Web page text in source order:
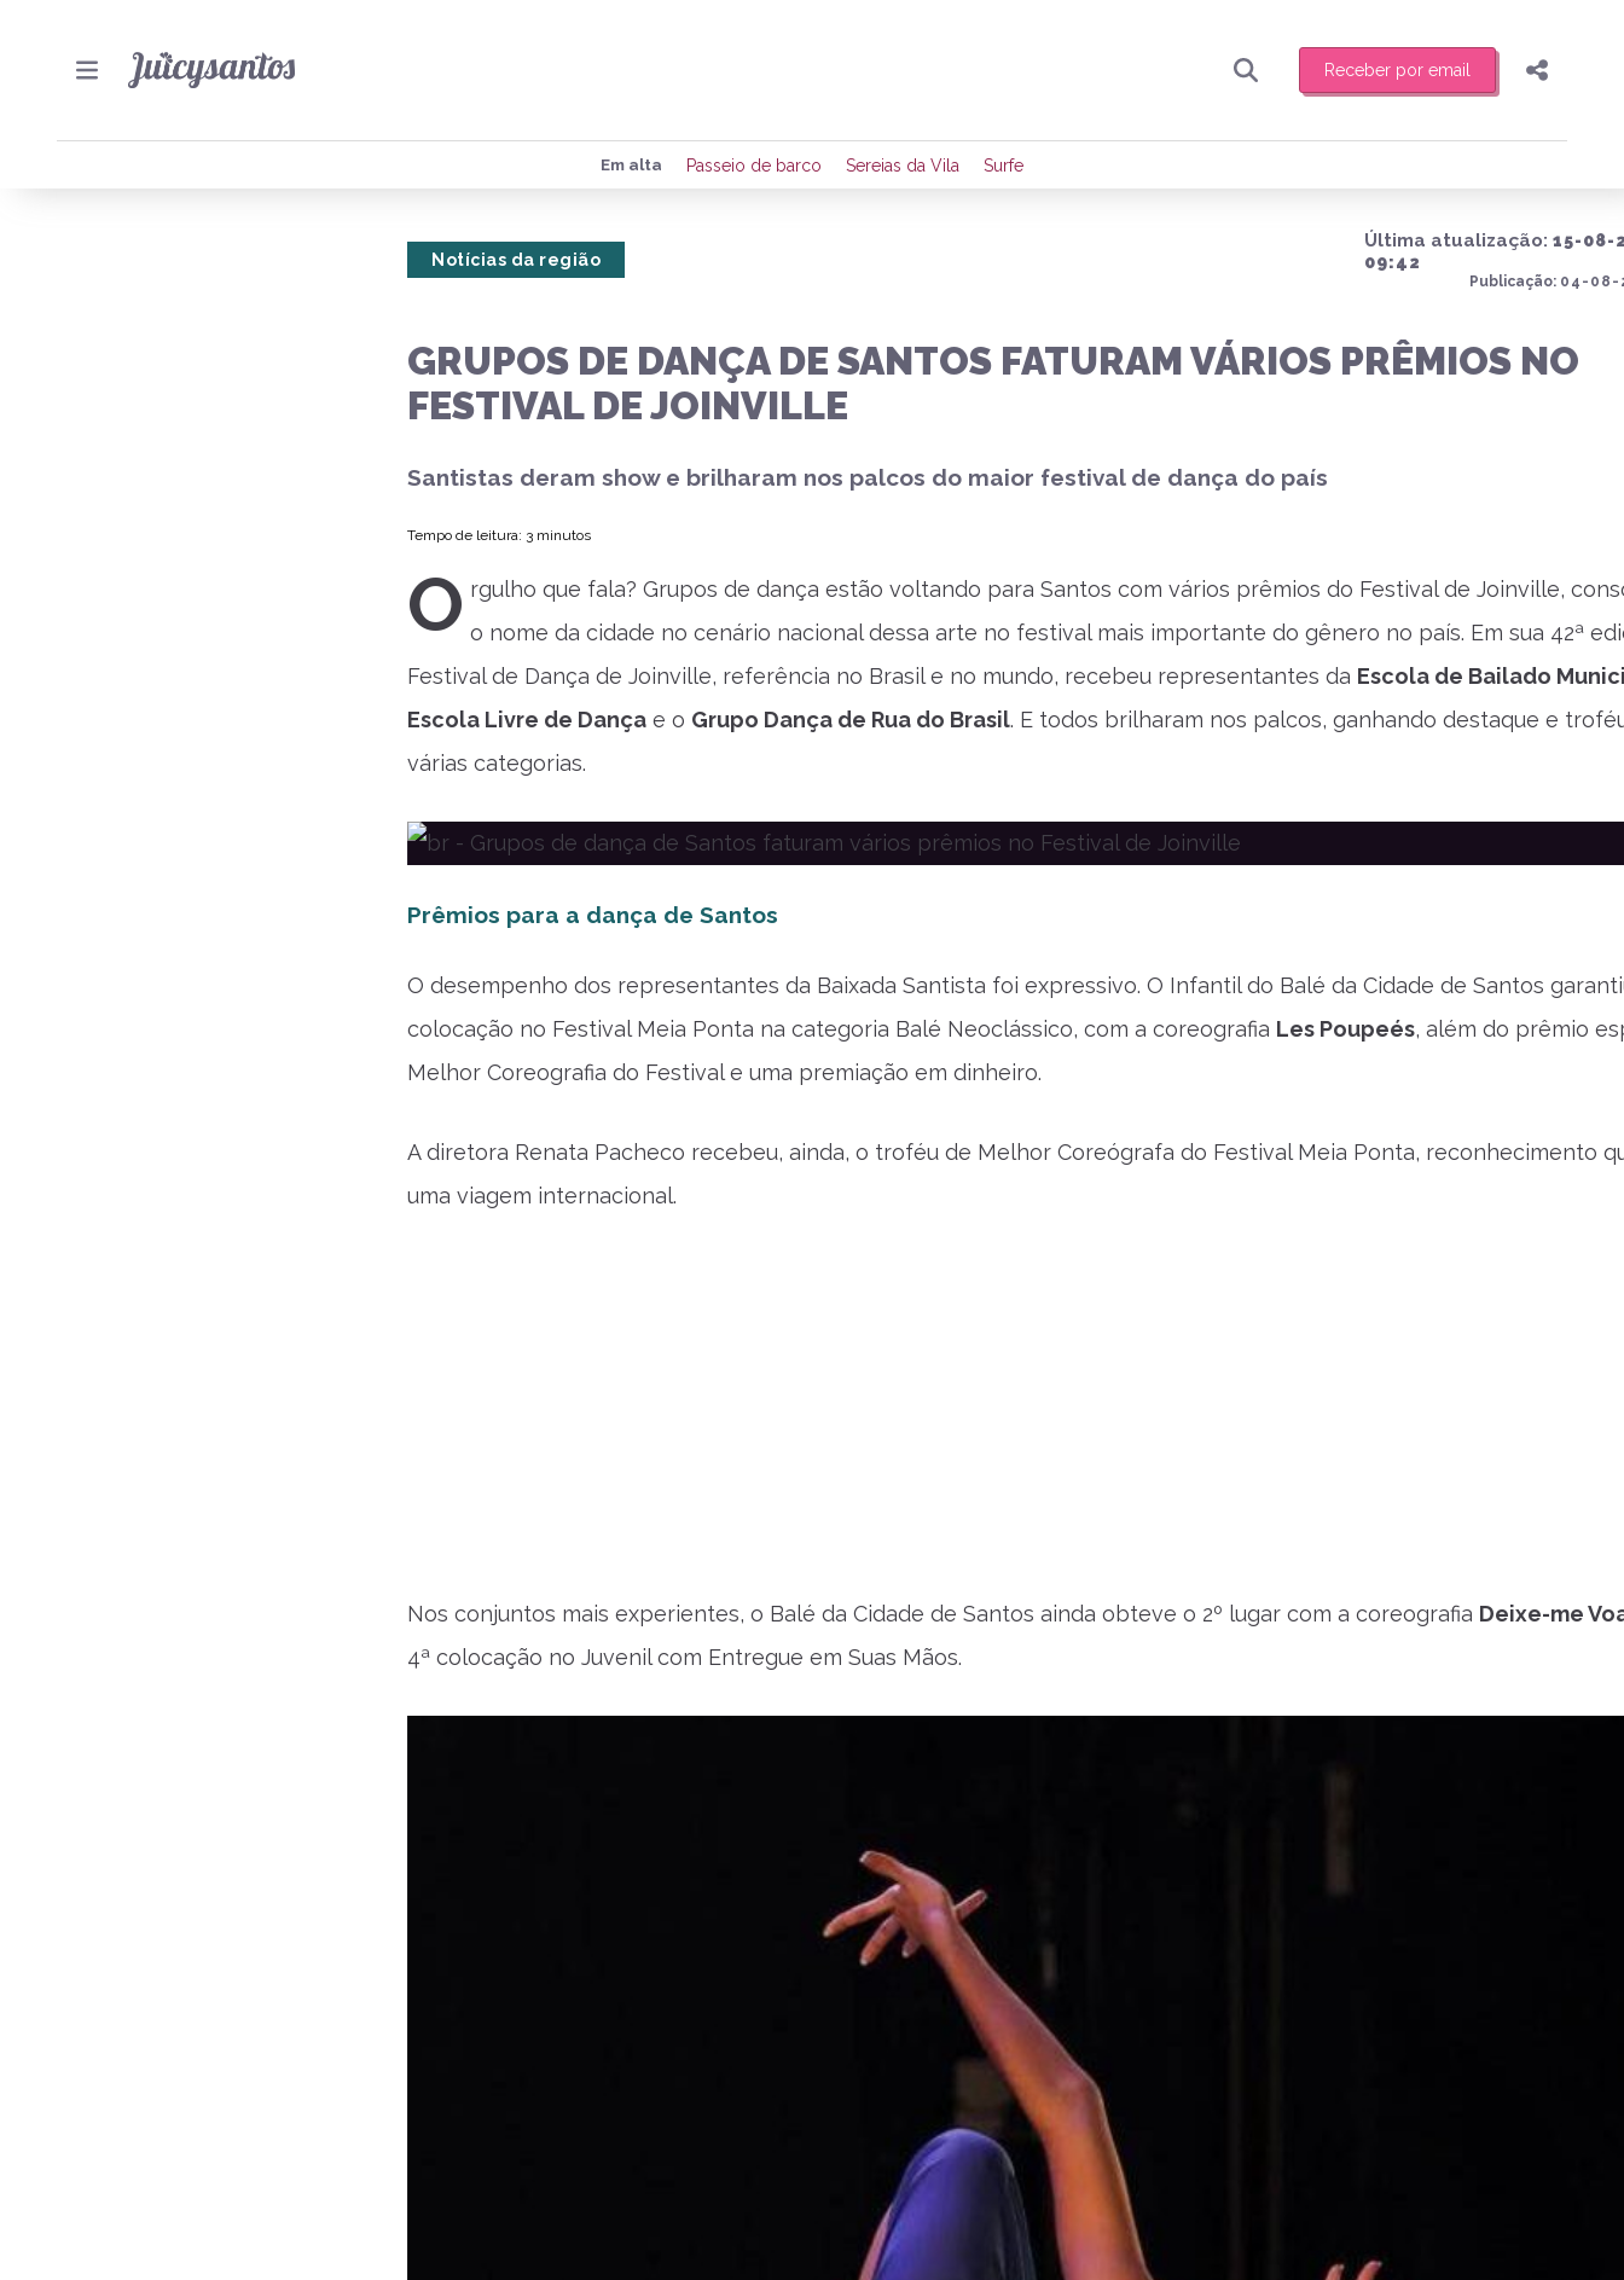
Receber por email
Preencha seus dados para receber toda sexta-feira de manhã o resumo
de eventos e notícias da região.
Compartilhar
Enviar por Whatsapp
Publicar no X
Em alta Passeio de barco Sereias da Vila Surfe
Última atualização: 15-08-
09:42
Publicação: 04-08-
Notícias da região
GRUPOS DE DANÇA DE SANTOS FATURAM VÁRIOS PRÊMIOS NO
FESTIVAL DE JOINVILLE
Santistas deram show e brilharam nos palcos do maior festival de dança do país
Tempo de leitura: 3 minutos
O rgulho que fala? Grupos de dança estão voltando para Santos com vários prêmios do Festival de Joinville,
o nome da cidade no cenário nacional dessa arte no festival mais importante do gênero no país. Em sua 42ª
Festival de Dança de Joinville, referência no Brasil e no mundo, recebeu representantes da Escola de Bailado
Escola Livre de Dança e o Grupo Dança de Rua do Brasil. E todos brilharam nos palcos, ganhando destaque e
várias categorias.
Prêmios para a dança de Santos
O desempenho dos representantes da Baixada Santista foi expressivo. O Infantil do Balé da Cidade de Santos
colocação no Festival Meia Ponta na categoria Balé Neoclássico, com a coreografia Les Poupeés, além do prêmio
Melhor Coreografia do Festival e uma premiação em dinheiro.
A diretora Renata Pacheco recebeu, ainda, o troféu de Melhor Coreógrafa do Festival Meia Ponta, reconhecimento
uma viagem internacional.
Nos conjuntos mais experientes, o Balé da Cidade de Santos ainda obteve o 2º lugar com a coreografia Deixe-me
4ª colocação no Juvenil com Entregue em Suas Mãos.